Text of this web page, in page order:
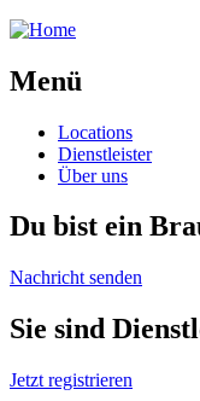
Menü
Locations
Dienstleister
Über uns
Du bist ein
Nachricht senden
Sie sind
Jetzt registrieren